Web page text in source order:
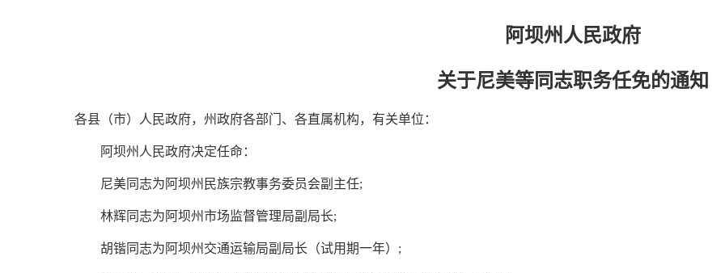
阿坝州人民政府
关于尼美等同志职务任免的通知
各县（市）人民政府，州政府各部门、各直属机构，有关单位：
阿坝州人民政府决定任命：
尼美同志为阿坝州民族宗教事务委员会副主任;
林辉同志为阿坝州市场监督管理局副局长;
胡锴同志为阿坝州交通运输局副局长（试用期一年）;